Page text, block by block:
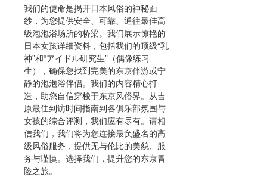
我们的使命是揭开日本风俗的神秘面
纱，为您提供安全、可靠、通往最佳高
级泡泡浴场所的桥梁。我们展示惊艳的
日本女孩详细资料，包括我们的顶级“乳
神”和“アイドル研究生”（偶像练习
生），确保您找到完美的东京伴游或宁
静的泡泡浴伴侣。我们的内容精心打
造，助您自信穿梭于东京风俗界。从吉
原最佳到访时间指南到各俱乐部氛围与
女孩的综合评测，我们应有尽有。请相
信我们，我们将为您连接最负盛名的高
级风俗服务，提供无与伦比的美貌、服
务与谨慎。选择我们，提升您的东京冒
险之旅。